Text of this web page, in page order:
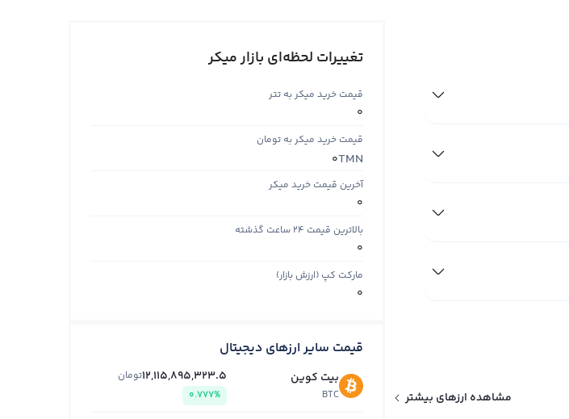
مشاهده ارزهای بیشتر
تغییرات لحظه‌ای بازار میکر
قیمت خرید میکر به تتر
0
قیمت خرید میکر به تومان
TMN
0
آخرین قیمت خرید میکر
0
بالاترین قیمت ۲۴ ساعت گذشته
0
مارکت کپ (ارزش بازار)
0
قیمت سایر ارزهای دیجیتال
بیت کوین
BTC
12,115,895,323.5تومان
0.777%